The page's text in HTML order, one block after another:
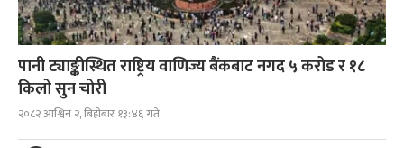
पानी ट्याङ्कीस्थित राष्ट्रिय वाणिज्य बैंकबाट नगद ५ करोड र १८
किलो सुन चोरी
२०८२ आश्विन २, बिहीबार १३:४६ गते